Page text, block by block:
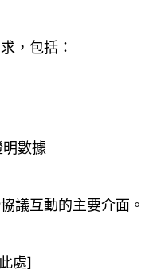
，包括：
數據
議互動的主要介面。
處]